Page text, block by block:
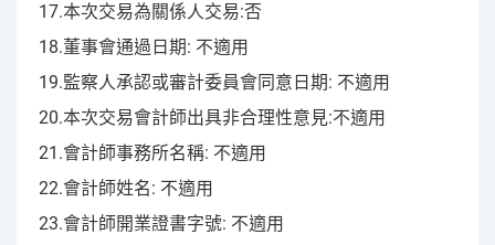
17.本次交易為關係人交易:否
18.董事會通過日期: 不適用
19.監察人承認或審計委員會同意日期: 不適用
20.本次交易會計師出具非合理性意見:不適用
21.會計師事務所名稱: 不適用
22.會計師姓名: 不適用
23.會計師開業證書字號: 不適用